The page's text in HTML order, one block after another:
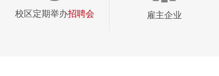
校区定期举办招聘会 雇主企业